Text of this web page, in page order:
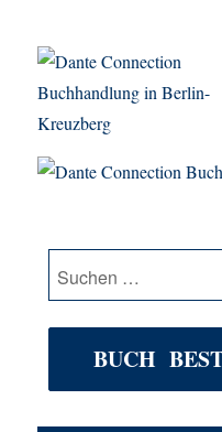
Dante
Suche
nach:
BUCH